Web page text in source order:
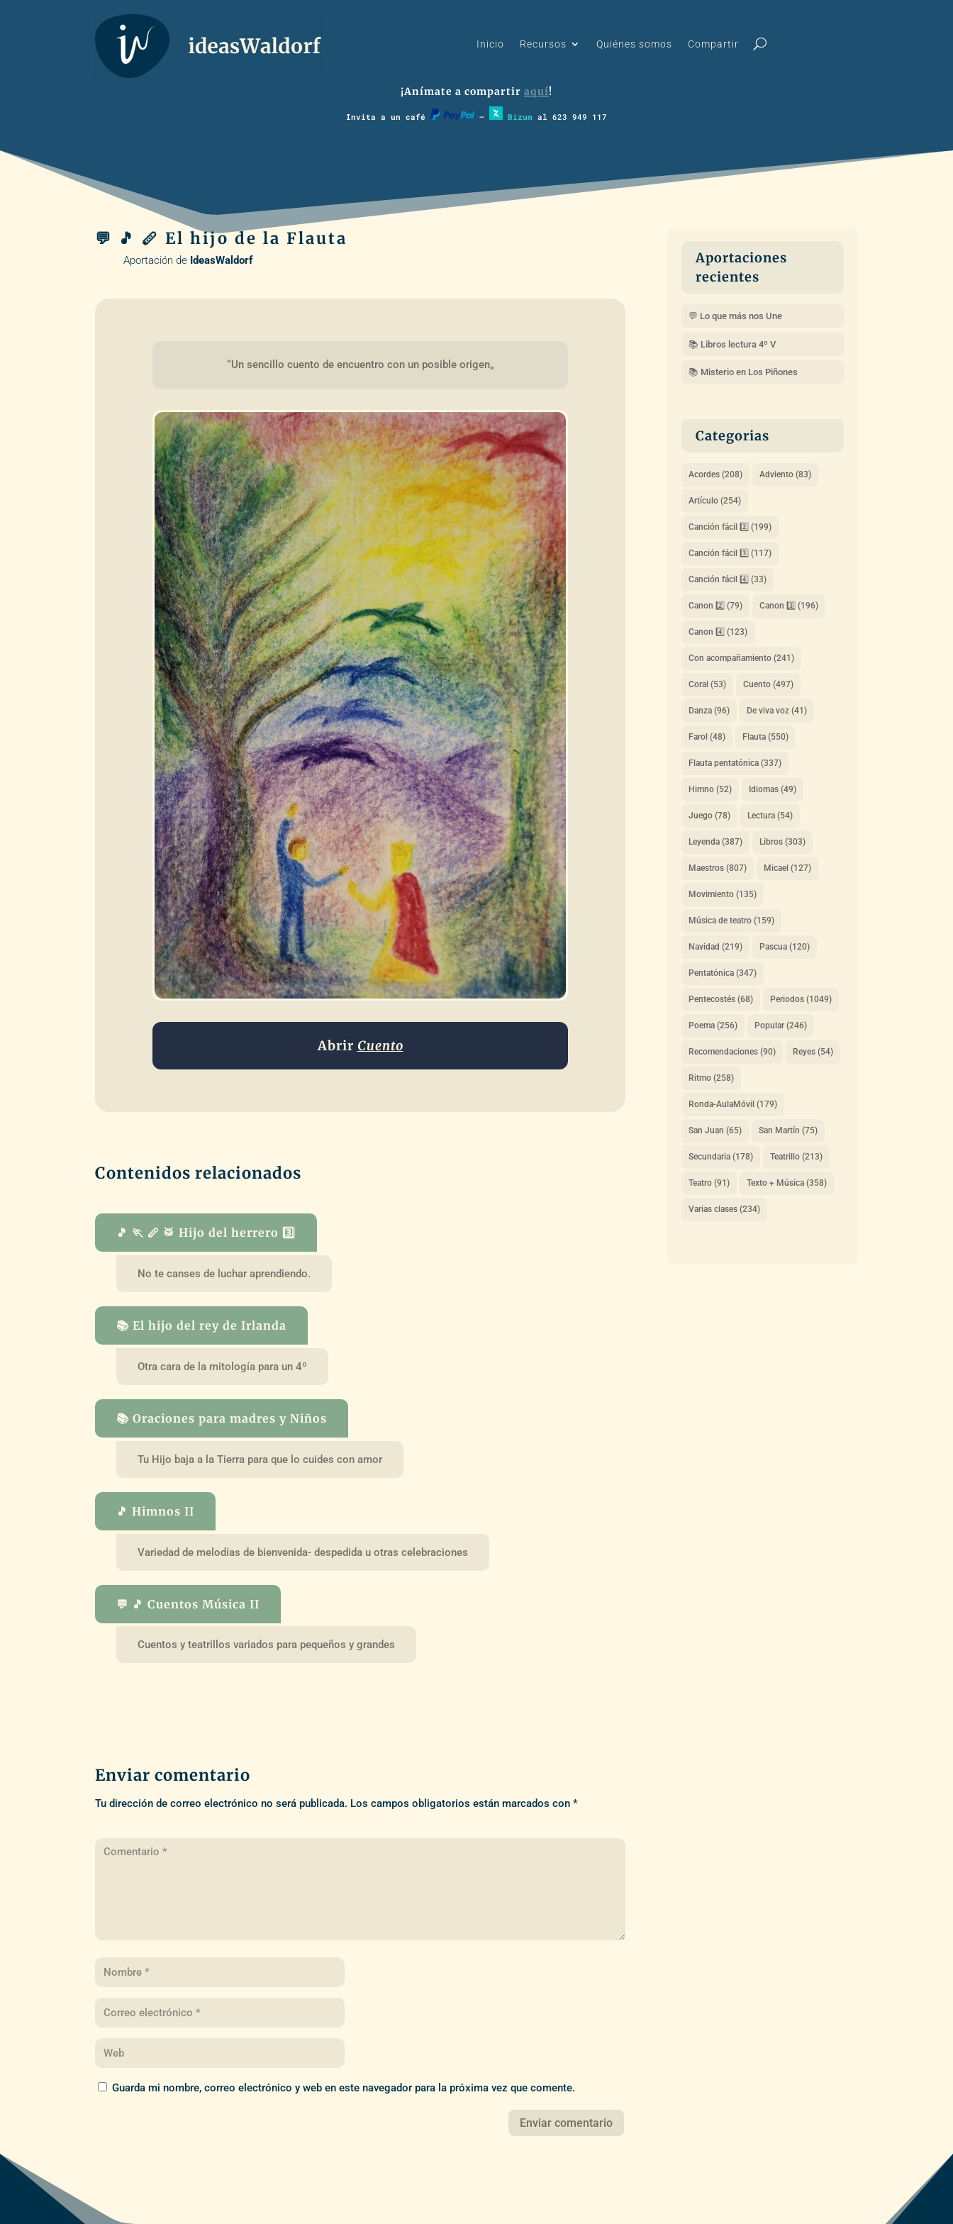
Inicio Recursos Quiénes somos Compartir
¡Anímate a compartir aquí!
Invita a un café – Bizum al 623 949 117
💬 🎵 🪈 El hijo de la Flauta
Aportación de IdeasWaldorf
“Un sencillo cuento de encuentro con un posible origen„
Abrir Cuento
Contenidos relacionados
🎵 🏃 🪈 🥁 Hijo del herrero 3️⃣
No te canses de luchar aprendiendo.
📚 El hijo del rey de Irlanda
Otra cara de la mitología para un 4º
📚 Oraciones para madres y Niños
Tu Hijo baja a la Tierra para que lo cuides con amor
🎵 Himnos II
Variedad de melodías de bienvenida- despedida u otras celebraciones
💬 🎵 Cuentos Música II
Cuentos y teatrillos variados para pequeños y grandes
Enviar comentario
Tu dirección de correo electrónico no será publicada. Los campos obligatorios están marcados con*
Guarda mi nombre, correo electrónico y web en este navegador para la próxima vez que comente.
Aportaciones
recientes
💬 Lo que más nos Une
📚 Libros lectura 4º V
📚 Misterio en Los Piñones
Categorias
Acordes(208) Adviento(83)
Artículo(254)
Canción fácil 2️⃣ (199)
Canción fácil 3️⃣ (117)
Canción fácil 4️⃣ (33)
Canon 2️⃣ (79) Canon 3️⃣ (196)
Canon 4️⃣ (123)
Con acompañamiento(241)
Coral (53) Cuento(497)
Danza(96) De viva voz(41)
Farol (48) Flauta(550)
Flauta pentatónica(337)
Himno(52) Idiomas(49)
Juego(78) Lectura(54)
Leyenda(387) Libros(303)
Maestros(807) Micael (127)
Movimiento(135)
Música de teatro(159)
Navidad (219) Pascua(120)
Pentatónica(347)
Pentecostés(68) Periodos(1049)
Poema(256) Popular(246)
Recomendaciones(90) Reyes(54)
Ritmo(258)
Ronda-AulaMóvil (179)
San Juan (65) San Martín (75)
Secundaria(178) Teatrillo(213)
Teatro(91) Texto + Música(358)
Varias clases(234)